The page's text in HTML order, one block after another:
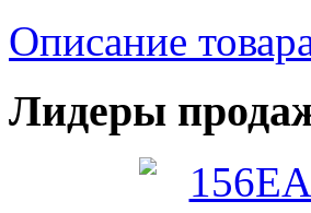
Описание
Лидеры